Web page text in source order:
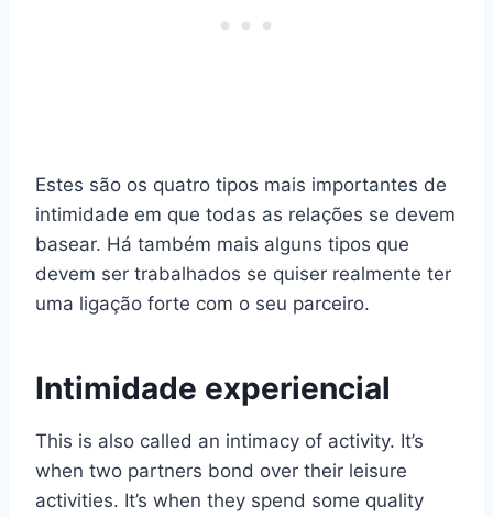
Estes são os quatro tipos mais importantes de
intimidade em que todas as relações se devem
basear. Há também mais alguns tipos que
devem ser trabalhados se quiser realmente ter
uma ligação forte com o seu parceiro.
Intimidade experiencial
This is also called an intimacy of activity. It’s
when two partners bond over their leisure
activities. It’s when they spend some quality